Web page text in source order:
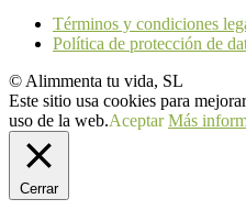
Términos y condiciones
Política de protección de
© Alimmenta tu vida, SL
Este sitio usa cookies para
uso de la web.Aceptar Más
Cerrar